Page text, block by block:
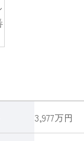
3,977万円